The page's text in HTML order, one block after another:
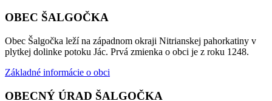
OBEC ŠALGOČKA
Obec Šalgočka leží na západnom okraji Nitrianskej pahorkatiny v
plytkej dolinke potoku Jác. Prvá zmienka o obci je z roku 1248.
Základné informácie o obci
OBECNÝ ÚRAD ŠALGOČKA